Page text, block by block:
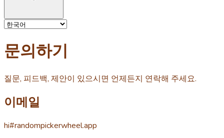
문의하기
질문, 피드백, 제안이 있으시면 언제든지 연락해 주세요.
이메일
hi#randompickerwheel.app